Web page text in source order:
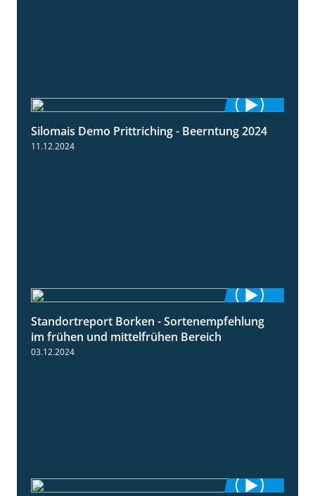
12:28
Silomais Demo Prittriching - Beerntung 2024
11.12.2024
7:53
Standortreport Borken - Sortenempfehlung
im frühen und mittelfrühen Bereich
03.12.2024